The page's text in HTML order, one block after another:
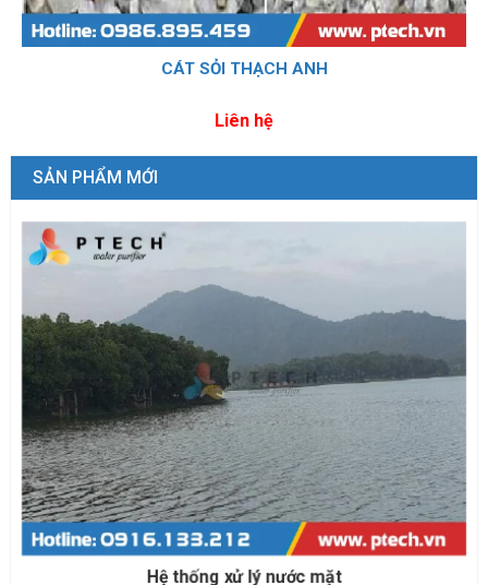
CÁT SỎI THẠCH ANH
Liên hệ
SẢN PHẨM MỚI
Hệ thống xử lý nước biển cho nuôi trồng thủy sản